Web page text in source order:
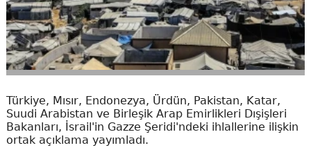
Türkiye, Mısır, Endonezya, Ürdün, Pakistan, Katar,
Suudi Arabistan ve Birleşik Arap Emirlikleri Dışişleri
Bakanları, İsrail'in Gazze Şeridi'ndeki ihlallerine ilişkin
ortak açıklama yayımladı.